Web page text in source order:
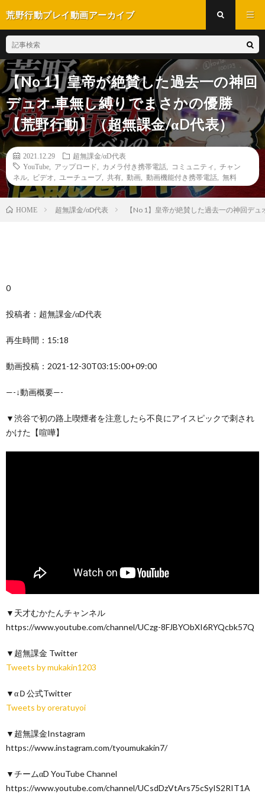
荒野行動プレイ動画アーカイブ
【No 1】皇帝が絶賛した過去一の神回
デュオ.車無し縛りでまさかの優勝
【荒野行動】（超無課金/αD代表）
2021.12.29
超無課金/αD代表
YouTube
アップロード カメラ付き携帯電話 コミュニティ
チャン
ネル
ビデオ ユーチューブ 共有 動画 動画機能付き携帯電話 無料
HOME 超無課金/αD代表 【No 1】皇帝が絶賛した過去一の神回デ
0
投稿者：超無課金/αD代表
再生時間：15:18
動画投稿：2021-12-30T03:15:00+09:00
—-↓動画概要—-
▼渋谷で初の路上喫煙者を注意したら不良にアイスピックで刺され
かけた【喧嘩】
▼天才むかたんチャンネル
https://www.youtube.com/channel/UCzg-8FJBYObXI6RYQcbk57Q
▼超無課金 Twitter
Tweets by mukakin1203
▼αＤ公式Twitter
Tweets by oreratuyoi
▼超無課金Instagram
https://www.instagram.com/tyoumukakin7/
▼チームαD YouTube Channel
https://www.youtube.com/channel/UCsdDzVtArs75cSyIS2RIT1A